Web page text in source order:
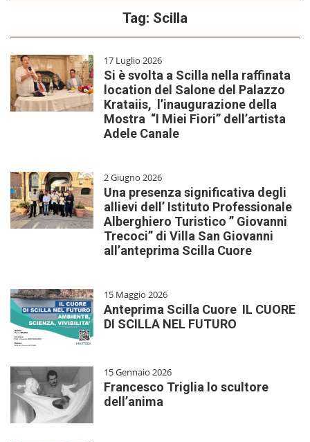
Tag: Scilla
17 Luglio 2026
Si è svolta a Scilla nella raffinata
location del Salone del Palazzo
Krataiis, l’inaugurazione della
Mostra “I Miei Fiori” dell’artista
Adele Canale
2 Giugno 2026
Una presenza significativa degli
allievi dell’ Istituto Professionale
Alberghiero Turistico ” Giovanni
Trecoci” di Villa San Giovanni
all’anteprima Scilla Cuore
15 Maggio 2026
Anteprima Scilla Cuore IL CUORE
DI SCILLA NEL FUTURO
15 Gennaio 2026
Francesco Triglia lo scultore
dell’anima